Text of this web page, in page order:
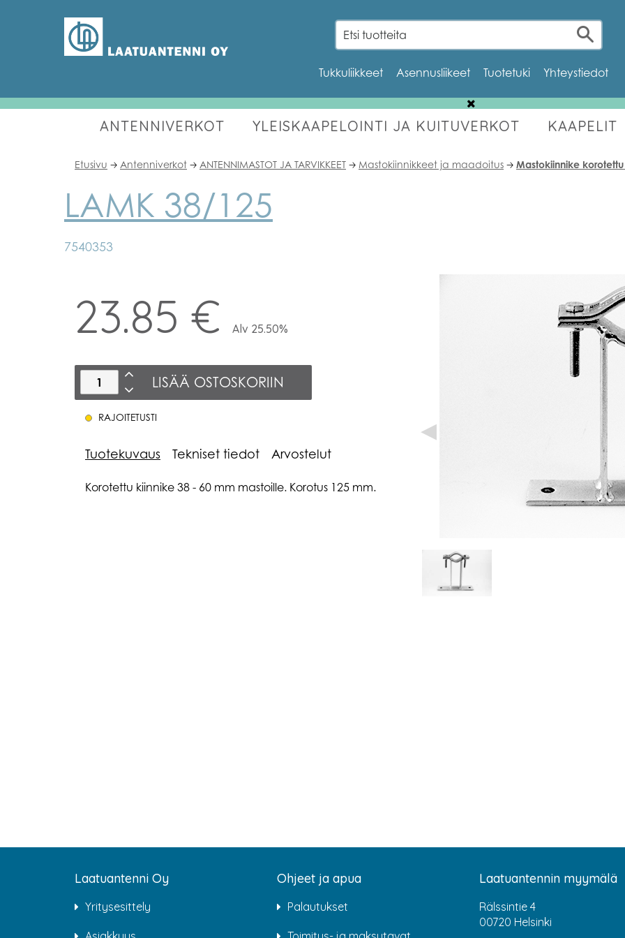
Tukkuliikkeet Asennusliikeet Tuotetuki Yhteystiedot
ANTENNIVERKOT YLEISKAAPELOINTI JA KUITUVERKOT
KAAPELIT
OUTLET
Etusivu 🡢 Antenniverkot 🡢 ANTENNIMASTOT JA TARVIKKEET 🡢 Mastokiinnikkeet ja maadoitus 🡢 Mastokiinnike
LAMK 38/125
7540353
23.85 € Alv 25.50%
LISÄÄ OSTOSKORIIN
RAJOITETUSTI
Tuotekuvaus Tekniset tiedot Arvostelut
Korotettu kiinnike 38 - 60 mm mastoille. Korotus 125 mm.
◀
Laatuantenni Oy
Yritysesittely
Ohjeet ja apua
Palautukset
Laatuantennin myymälä
Rälssintie 4
00720 Helsinki